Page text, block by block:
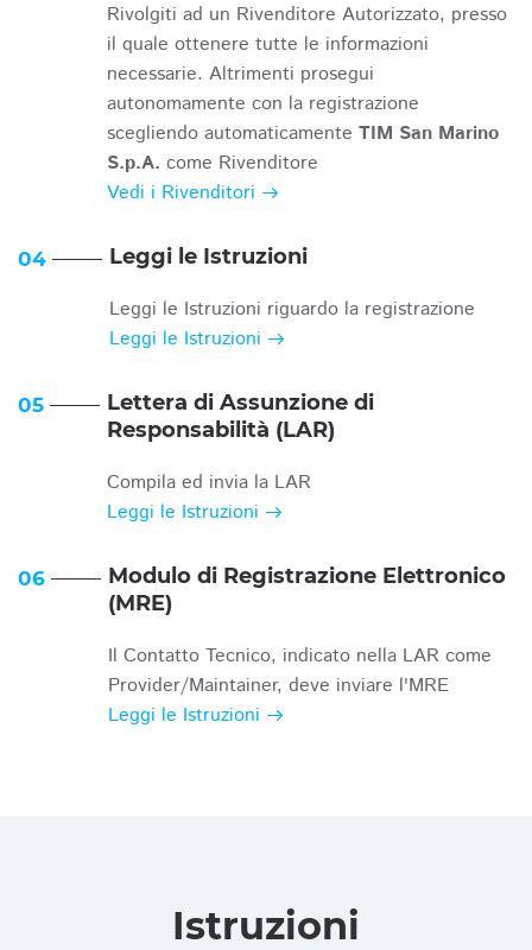
Rivolgiti ad un Rivenditore Autorizzato, presso
il quale ottenere tutte le informazioni
necessarie. Altrimenti prosegui
autonomamente con la registrazione
scegliendo automaticamente TIM San Marino
S.p.A. come Rivenditore
Vedi i Rivenditori
04 Leggi le Istruzioni
Leggi le Istruzioni riguardo la registrazione
Leggi le Istruzioni
05
Lettera di Assunzione di
Responsabilità (LAR)
Compila ed invia la LAR
Leggi le Istruzioni
06
Modulo di Registrazione Elettronico
(MRE)
Il Contatto Tecnico, indicato nella LAR come
Provider/Maintainer, deve inviare l'MRE
Leggi le Istruzioni
Istruzioni